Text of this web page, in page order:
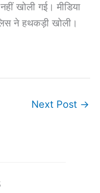
खोली गई। मीडिया
ने हथकड़ी खोली।
Next Post →